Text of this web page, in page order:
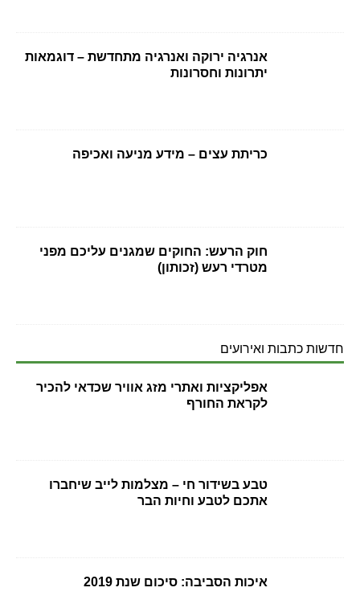
אנרגיה ירוקה ואנרגיה מתחדשת – דוגמאות
יתרונות וחסרונות
כריתת עצים – מידע מניעה ואכיפה
חוק הרעש: החוקים שמגנים עליכם מפני
מטרדי רעש (זכותון)
חדשות כתבות ואירועים
אפליקציות ואתרי מזג אוויר שכדאי להכיר
לקראת החורף
טבע בשידור חי – מצלמות לייב שיחברו
אתכם לטבע וחיות הבר
איכות הסביבה: סיכום שנת 2019